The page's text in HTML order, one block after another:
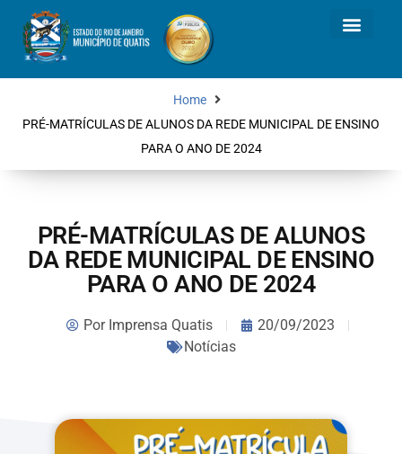
Home
PRÉ-MATRÍCULAS DE ALUNOS DA REDE MUNICIPAL DE ENSINO
PARA O ANO DE 2024
PRÉ-MATRÍCULAS DE ALUNOS
DA REDE MUNICIPAL DE ENSINO
PARA O ANO DE 2024
PorImprensa Quatis
20/09/2023
Notícias